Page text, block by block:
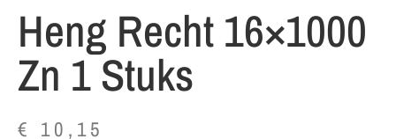
Heng Recht 16×1000
Zn 1 Stuks
€ 10,15